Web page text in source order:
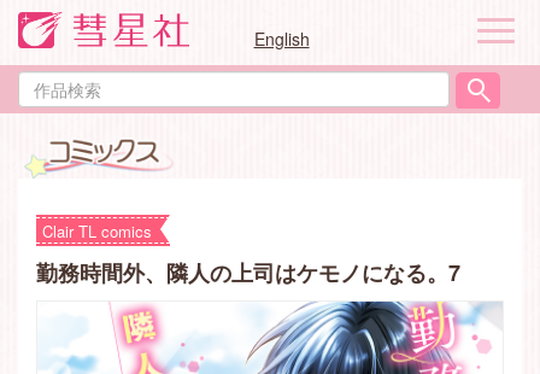
English
作
品
ナ
ゲ
ー
Clair TL comics
勤務時間外、隣人の上司はケモノになる。7